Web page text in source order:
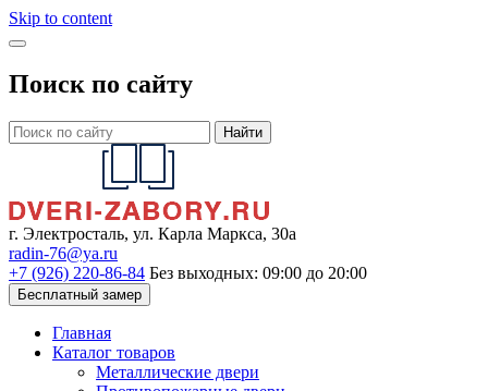
Skip to content
Поиск по сайту
Найти
г. Электросталь, ул. Карла Маркса, 30а
radin-76@ya.ru
+7 (926) 220-86-84 Без выходных: 09:00 до 20:00
Бесплатный замер
Главная
Каталог товаров
Металлические двери